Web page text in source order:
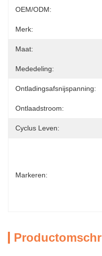
OEM/ODM:
Merk:
Maat:
Mededeling:
Ontladingsafsnijspanning:
Ontlaadstroom:
Cyclus Leven:
Markeren: